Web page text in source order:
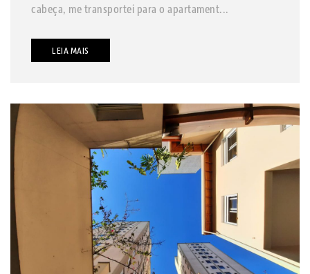
cabeça, me transportei para o apartament...
LEIA MAIS